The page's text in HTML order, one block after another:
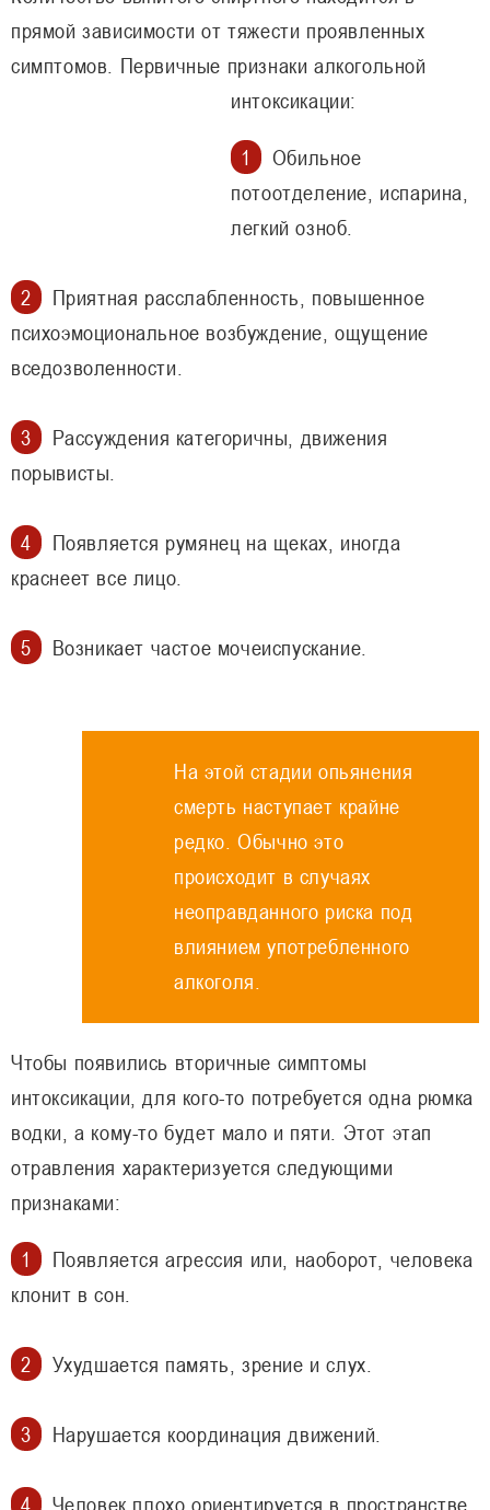
прямой зависимости от тяжести проявленных
симптомов. Первичные признаки алкогольной
интоксикации:
Обильное
потоотделение, испарина,
легкий озноб.
Приятная расслабленность, повышенное
психоэмоциональное возбуждение, ощущение
вседозволенности.
Рассуждения категоричны, движения
порывисты.
Появляется румянец на щеках, иногда
краснеет все лицо.
Возникает частое мочеиспускание.
На этой стадии опьянения
смерть наступает крайне
редко. Обычно это
происходит в случаях
неоправданного риска под
влиянием употребленного
алкоголя.
Чтобы появились вторичные симптомы
интоксикации, для кого-то потребуется одна рюмка
водки, а кому-то будет мало и пяти. Этот этап
отравления характеризуется следующими
признаками:
Появляется агрессия или, наоборот, человека
клонит в сон.
Ухудшается память, зрение и слух.
Нарушается координация движений.
Человек плохо ориентируется в пространстве.